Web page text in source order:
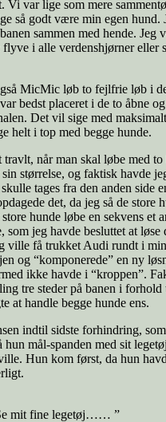
Vi var lige som mere
så godt være min egen hund.
sammen med hende. Jeg
i alle verdenshjørner eller
MicMic løb to fejlfrie løb i
bedst placeret i de to åbne
Det vil sige med
helt i top med begge hunde.
travlt, når man skal løbe med to
størrelse, og faktisk havde
tages fra den anden side
det, da jeg så de store
hunde løbe en sekvens et
som jeg havde besluttet at løse
ville få trukket Audi rundt i min
og “komponerede” en ny
ikke havde i “kroppen”.
tre steder på banen i forhold
at handle begge hunde ens.
indtil sidste forhindring,
hun mål-spanden med sit
Hun kom først, da hun
mit fine legetøj…… ”